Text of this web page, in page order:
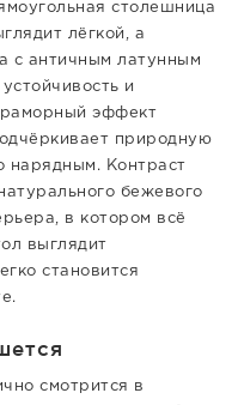
столешница
лёгкой, а
с античным латунным
и
эффект
природную
нарядным. Контраст
бежевого
в котором всё
выглядит
становится
смотрится в